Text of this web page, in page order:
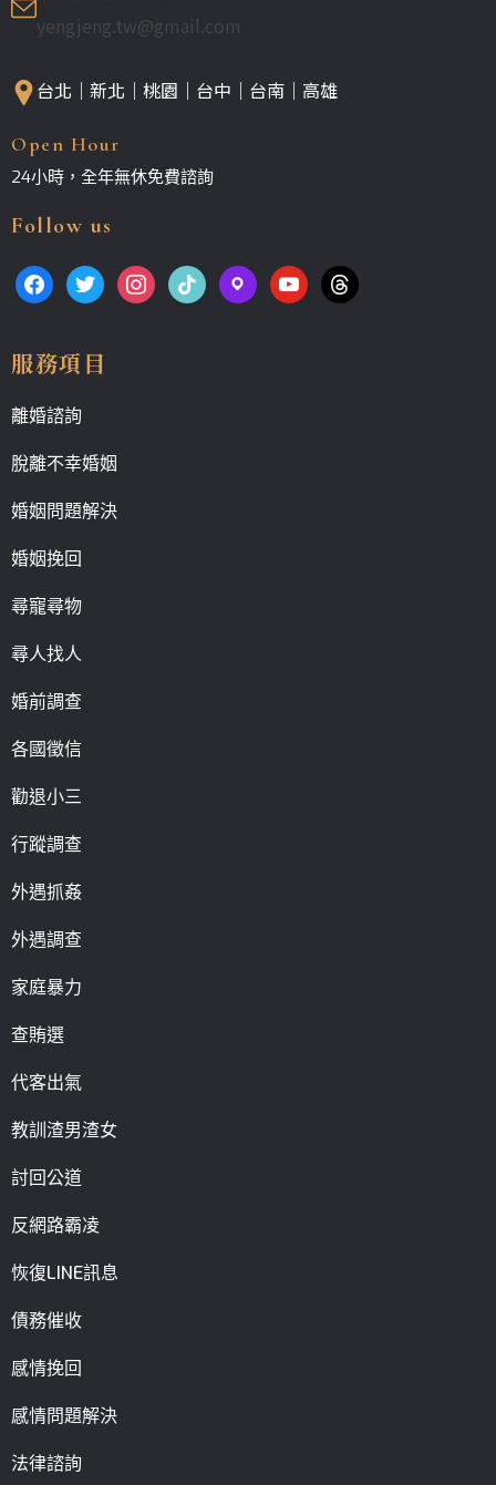
yengjeng.tw@gmail.com
台北｜新北｜桃園｜台中｜台南｜高雄
Open Hour
24小時，全年無休免費諮詢
Follow us
服務項目
離婚諮詢
脫離不幸婚姻
婚姻問題解決
婚姻挽回
尋寵尋物
尋人找人
婚前調查
各國徵信
勸退小三
行蹤調查
外遇抓姦
外遇調查
家庭暴力
查賄選
代客出氣
教訓渣男渣女
討回公道
反網路霸凌
恢復LINE訊息
債務催收
感情挽回
感情問題解決
法律諮詢